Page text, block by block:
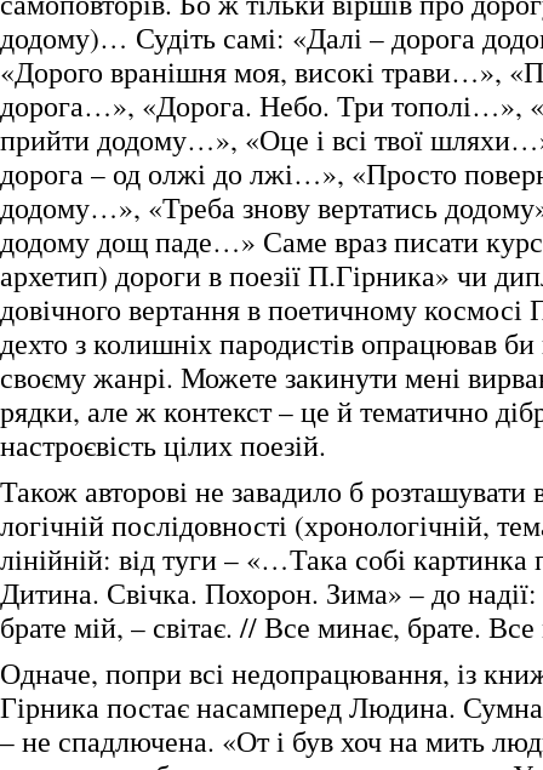
додому)… Судіть самі: «Далі – дорога
«Дорого вранішня моя, високі трави…»,
дорога…», «Дорога. Небо. Три тополі…»,
прийти додому…», «Оце і всі твої
дорога – од олжі до лжі…», «Просто
додому…», «Треба знову вертатись
додому дощ паде…» Саме враз писати
архетип) дороги в поезії П.Гірника» чи
довічного вертання в поетичному
дехто з колишніх пародистів опрацював би
своєму жанрі. Можете закинути мені
рядки, але ж контекст – це й тематично
настроєвість цілих поезій.
Також авторові не завадило б розташувати
логічній послідовності (хронологічній,
лінійній: від туги – «…Така собі картинка
Дитина. Свічка. Похорон. Зима» – до
брате мій, – світає. // Все минає, брате.
Одначе, попри всі недопрацювання, із
Гірника постає насамперед Людина.
– не спадлючена. «От і був хоч на мить